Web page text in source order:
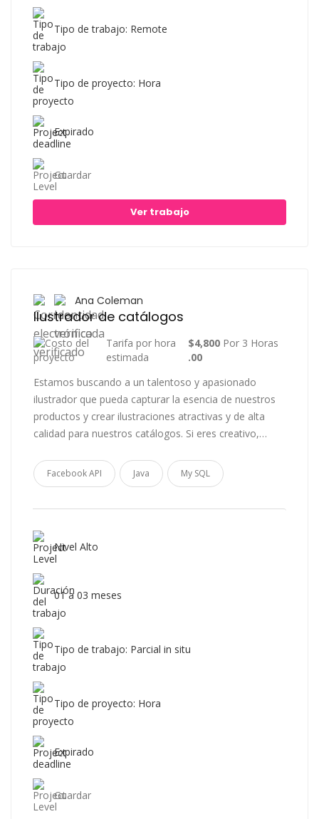
Tipo de trabajo: Remote
Tipo de proyecto: Hora
Expirado
Guardar
Ver trabajo
Ana Coleman
Ilustrador de catálogos
Tarifa por hora
estimada
$4,800
.00
Por 3 Horas
Estamos buscando a un talentoso y apasionado
ilustrador que pueda capturar la esencia de nuestros
productos y crear ilustraciones atractivas y de alta
calidad para nuestros catálogos. Si eres creativo,…
Facebook API Java My SQL
Nivel Alto
01 a 03 meses
Tipo de trabajo: Parcial in situ
Tipo de proyecto: Hora
Expirado
Guardar